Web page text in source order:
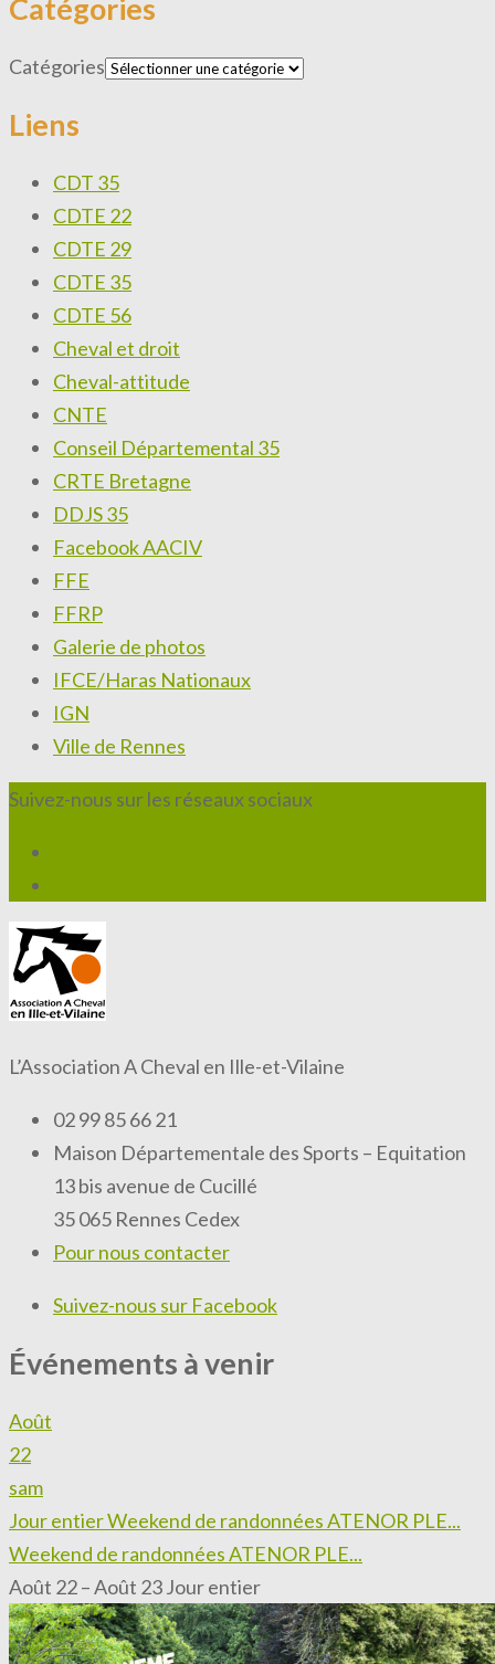
Catégories
Catégories
Liens
CDT 35
CDTE 22
CDTE 29
CDTE 35
CDTE 56
Cheval et droit
Cheval-attitude
CNTE
Conseil Départemental 35
CRTE Bretagne
DDJS 35
Facebook AACIV
FFE
FFRP
Galerie de photos
IFCE/Haras Nationaux
IGN
Ville de Rennes
Suivez-nous sur les réseaux sociaux
L’Association A Cheval en Ille-et-Vilaine
02 99 85 66 21
Maison Départementale des Sports – Equitation
13 bis avenue de Cucillé
35 065 Rennes Cedex
Pour nous contacter
Suivez-nous sur Facebook
Événements à venir
Août
22
sam
Jour entierWeekend de randonnées ATENOR PLE...
Weekend de randonnées ATENOR PLE...
Août 22 – Août 23Jour entier